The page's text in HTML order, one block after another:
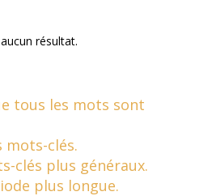
résultat.
tous les mots sont
mots-clés.
clés plus généraux.
plus longue.